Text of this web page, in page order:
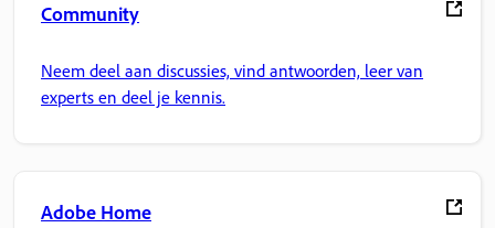
Community
Neem deel aan discussies, vind antwoorden, leer van
experts en deel je kennis.
Adobe Home